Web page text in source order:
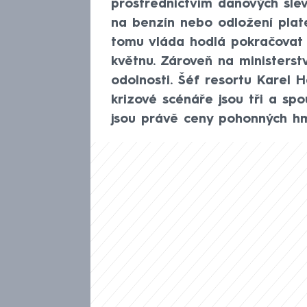
prostřednictvím daňových
na benzín nebo odložení
tomu vláda hodlá
květnu. Zároveň na
odolnosti. Šéf resortu Karel
krizové scénáře jsou tři a
jsou právě ceny pohonných